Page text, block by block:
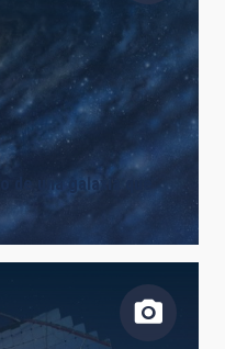
de una galaxia que